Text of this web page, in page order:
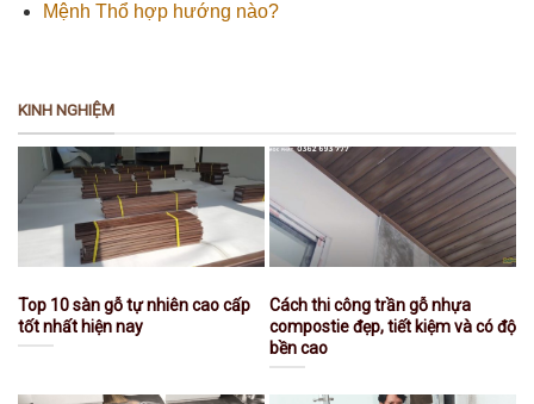
Mệnh Thổ hợp hướng nào?
KINH NGHIỆM
Top 10 sàn gỗ tự nhiên cao cấp
tốt nhất hiện nay
Cách thi công trần gỗ nhựa
compostie đẹp, tiết kiệm và có độ
bền cao